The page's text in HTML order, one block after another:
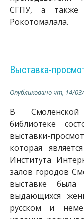
СГПУ, а также
Рокотомалала.
Выставка-
Опубликовано чт, 14/
В Смоленской
библиотеке
выставки-
которая
Института
залов городов
выставке была
выдающихся
русском и